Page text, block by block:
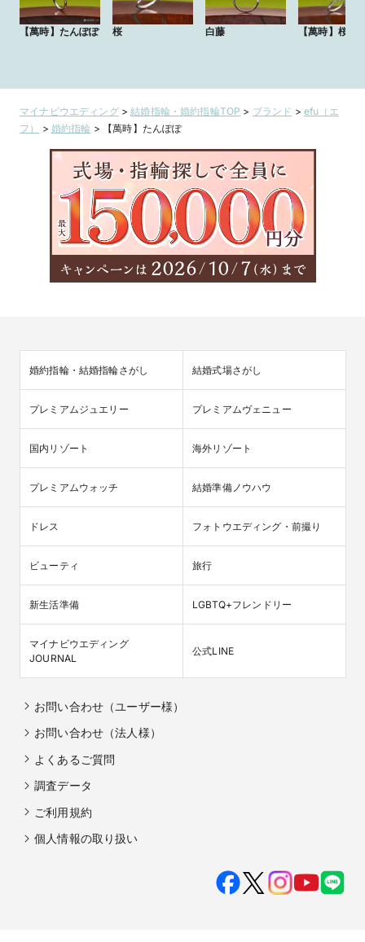
【萬時】たんぽぽ 桜 白藤 【萬時】桜
マイナビウエディング>結婚指輪・婚約指輪TOP > ブランド > efu（エ
フ）
> 婚約指輪 > 【萬時】たんぽぽ
婚約指輪・結婚指輪さがし 結婚式場さがし
プレミアムジュエリー プレミアムヴェニュー
国内リゾート 海外リゾート
プレミアムウォッチ 結婚準備ノウハウ
ドレス フォトウエディング・前撮り
ビューティ 旅行
新生活準備 LGBTQ+フレンドリー
マイナビウエディング
JOURNAL
公式LINE
お問い合わせ（ユーザー様）
お問い合わせ（法人様）
よくあるご質問
調査データ
ご利用規約
個人情報の取り扱い